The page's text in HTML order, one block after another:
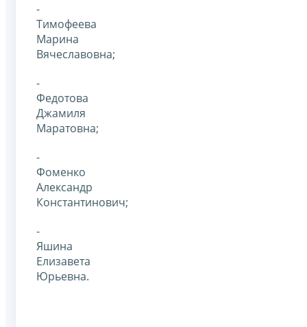
-
Тимофеева
Марина
Вячеславовна;
-
Федотова
Джамиля
Маратовна;
-
Фоменко
Александр
Константинович;
-
Яшина
Елизавета
Юрьевна.